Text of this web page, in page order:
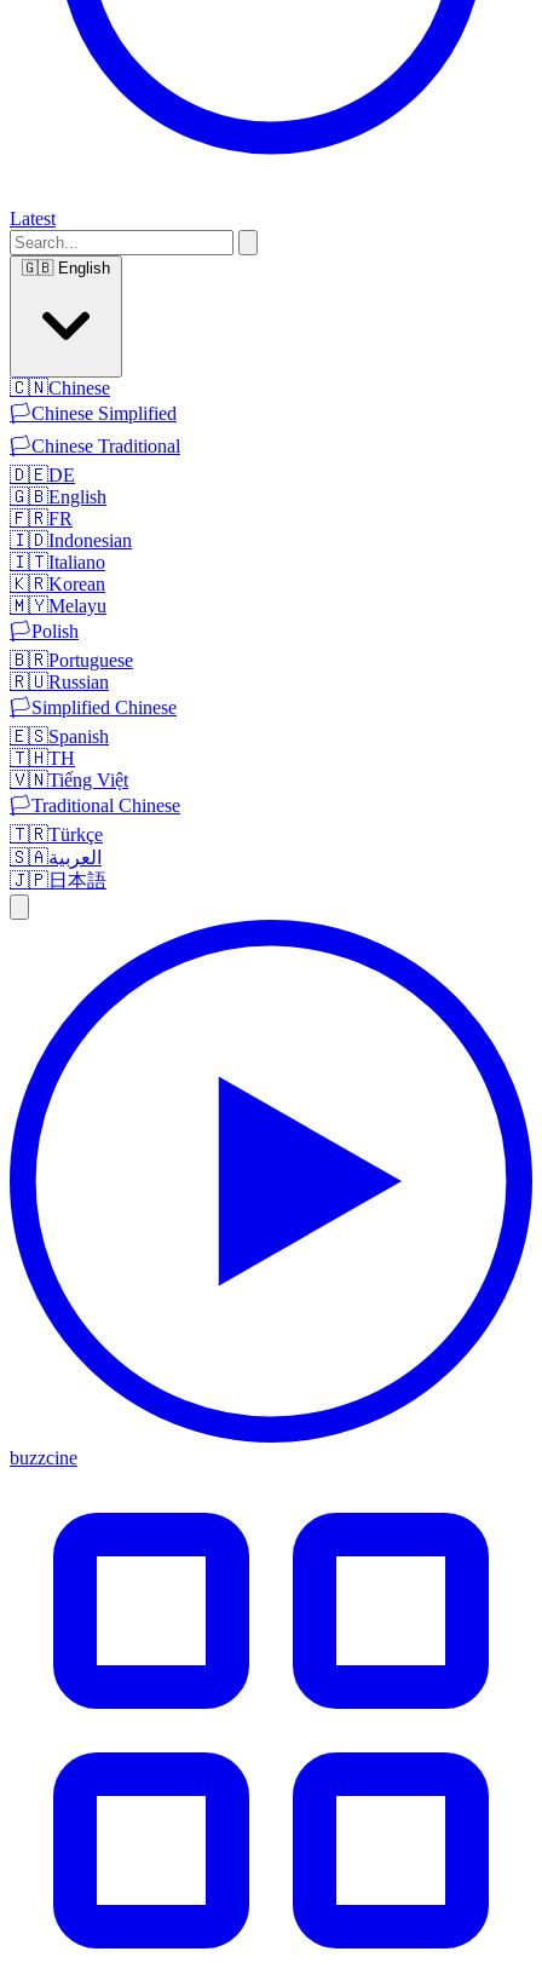
Latest
🇬🇧 English
🇨🇳Chinese
🏳️Chinese Simplified
🏳️Chinese Traditional
🇩🇪DE
🇬🇧English
🇫🇷FR
🇮🇩Indonesian
🇮🇹Italiano
🇰🇷Korean
🇲🇾Melayu
🏳️Polish
🇧🇷Portuguese
🇷🇺Russian
🏳️Simplified Chinese
🇪🇸Spanish
🇹🇭TH
🇻🇳Tiếng Việt
🏳️Traditional Chinese
🇹🇷Türkçe
🇸🇦العربية
🇯🇵日本語
buzzcine